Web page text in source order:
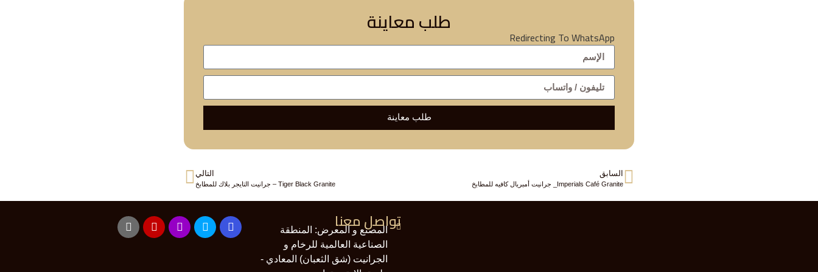
طلب معاينة Redirecting To WhatsApp
طلب معاينة
السابق
Imperials Café Granite_ جرانيت أمبريال كافيه للمطابخ
التالي
Tiger Black Granite – جرانيت التايجر بلاك للمطابخ
تواصل معنا
المصنع و المعرض: المنطقة
الصناعية العالمية للرخام و
الجرانيت (شق الثعبان) المعادي -